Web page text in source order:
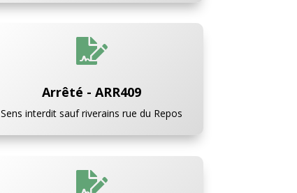

Arrêté - ARR409
Sens interdit sauf riverains rue du Repos
